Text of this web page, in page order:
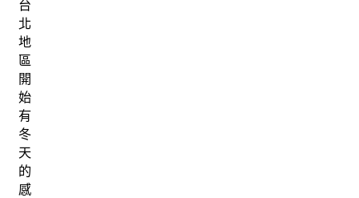
台
北
地
區
開
始
有
冬
天
的
感